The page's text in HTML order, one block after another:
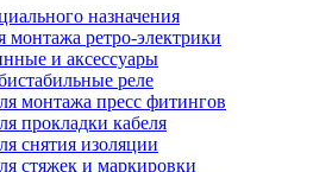
назначения
монтажа ретро-электрики
и аксессуары
реле
монтажа пресс фитингов
прокладки кабеля
снятия изоляции
стяжек и маркировки